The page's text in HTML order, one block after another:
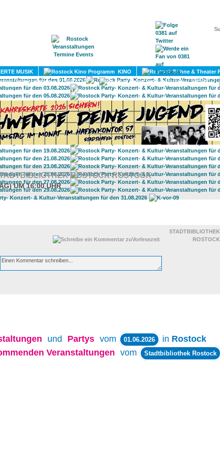
KONTAKT
MUSIK KINO
LITERATUR SPORT
UMLAND
ROSTOCK ROSTOCK
UM 16:00 UHR
STADTBIBLIOTHEK
ROSTOCK
und Partys vom 01.06.2026 in Rostock
Veranstaltungen vom Stadtbibliothek Rostock